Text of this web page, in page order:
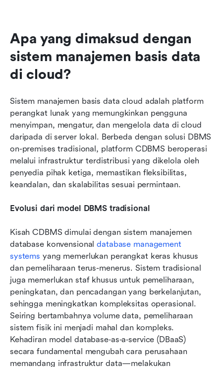
Apa yang dimaksud dengan
sistem manajemen basis data
di cloud?
Sistem manajemen basis data cloud adalah platform
perangkat lunak yang memungkinkan pengguna
menyimpan, mengatur, dan mengelola data di cloud
daripada di server lokal. Berbeda dengan solusi DBMS
on-premises tradisional, platform CDBMS beroperasi
melalui infrastruktur terdistribusi yang dikelola oleh
penyedia pihak ketiga, memastikan fleksibilitas,
keandalan, dan skalabilitas sesuai permintaan.
Evolusi dari model DBMS tradisional
Kisah CDBMS dimulai dengan sistem manajemen
database konvensional database management
systems yang memerlukan perangkat keras khusus
dan pemeliharaan terus-menerus. Sistem tradisional
juga memerlukan staf khusus untuk pemeliharaan,
peningkatan, dan pencadangan yang berkelanjutan,
sehingga meningkatkan kompleksitas operasional.
Seiring bertambahnya volume data, pemeliharaan
sistem fisik ini menjadi mahal dan kompleks.
Kehadiran model database‑as‑a‑service (DBaaS)
secara fundamental mengubah cara perusahaan
memandang infrastruktur data—melakukan